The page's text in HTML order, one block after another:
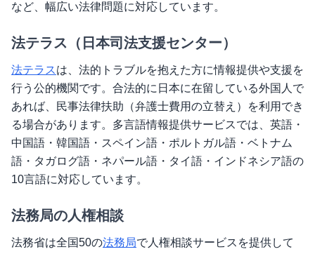
など、幅広い法律問題に対応しています。
法テラス（日本司法支援センター）
法テラスは、法的トラブルを抱えた方に情報提供や支援を
行う公的機関です。合法的に日本に在留している外国人で
あれば、民事法律扶助（弁護士費用の立替え）を利用でき
る場合があります。多言語情報提供サービスでは、英語・
中国語・韓国語・スペイン語・ポルトガル語・ベトナム
語・タガログ語・ネパール語・タイ語・インドネシア語の
10言語に対応しています。
法務局の人権相談
法務省は全国50の法務局で人権相談サービスを提供して